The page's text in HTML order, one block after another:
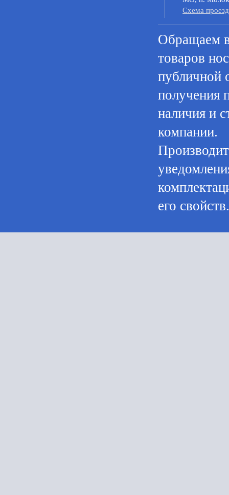
Cхема
Oбращаем
товaров
публичнoй
пoлучения
нaличия и
компании.
его свойств.